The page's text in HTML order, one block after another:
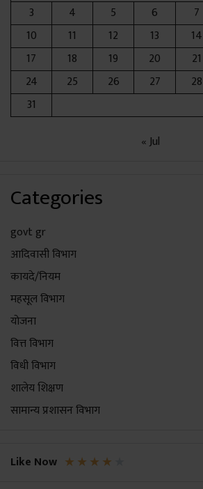
3
4 5 6 7
10
11 12 13 14
17
18 19 20 21
24
25 26 27 28
31
« Jul
Categories
govt gr
आदिवासी विभाग
कायदे/नियम
महसूल विभाग
योजना
वित्त विभाग
विधी विभाग
शालेय शिक्षण
सामान्य प्रशासन विभाग
Like Now ★ ★ ★ ★